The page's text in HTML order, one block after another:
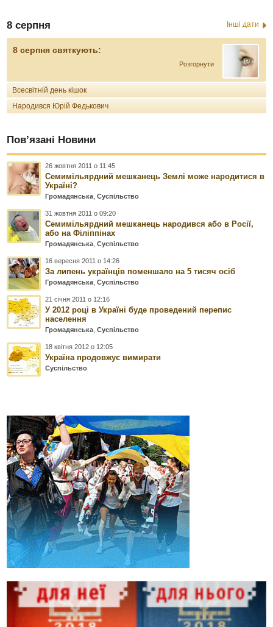
8 серпня Інші дати
8 серпня святкують:
Розгорнути
Всесвітній день кішок
Народився Юрій Федькович
Пов’язані Новини
26 жовтня 2011 о 11:45
Семимільярдний мешканець Землі може народитися в
Україні?
Громадянська ,Суспільство
31 жовтня 2011 о 09:20
Семимільярдний мешканець народився або в Росії,
або на Філіппінах
Громадянська ,Суспільство
16 вересня 2011 о 14:26
За липень українців поменшало на 5 тисяч осіб
Громадянська ,Суспільство
21 січня 2011 о 12:16
У 2012 році в Україні буде проведений перепис
населення
Громадянська ,Суспільство
18 квітня 2012 о 12:05
Україна продовжує вимирати
Суспільство